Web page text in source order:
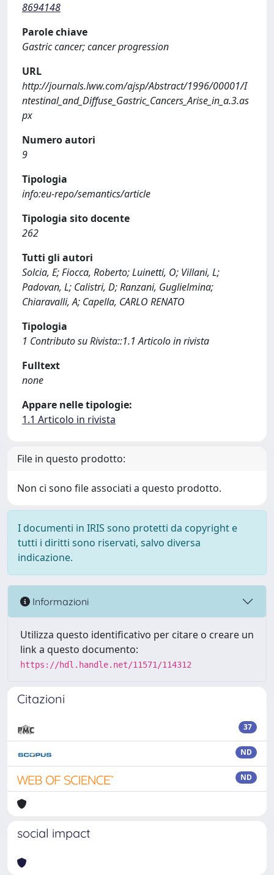
8694148
Parole chiave
Gastric cancer; cancer progression
URL
http://journals.lww.com/ajsp/Abstract/1996/00001/I
ntestinal_and_Diffuse_Gastric_Cancers_Arise_in_a.3.as
px
Numero autori
9
Tipologia
info:eu-repo/semantics/article
Tipologia sito docente
262
Tutti gli autori
Solcia, E; Fiocca, Roberto; Luinetti, O; Villani, L;
Padovan, L; Calistri, D; Ranzani, Guglielmina;
Chiaravalli, A; Capella, CARLO RENATO
Tipologia
1 Contributo su Rivista::1.1 Articolo in rivista
Fulltext
none
Appare nelle tipologie:
1.1 Articolo in rivista
File in questo prodotto:
Non ci sono file associati a questo prodotto.
I documenti in IRIS sono protetti da copyright e
tutti i diritti sono riservati, salvo diversa
indicazione.
Informazioni
Utilizza questo identificativo per citare o creare un
link a questo documento:
https://hdl.handle.net/11571/114312
Citazioni
37
ND
ND
social impact